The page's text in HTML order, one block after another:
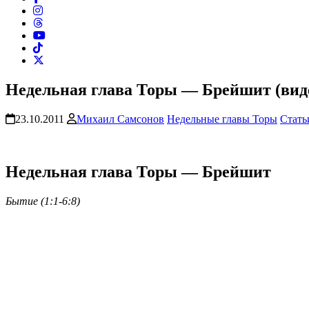
Недельная глава Торы — Брейшит
23.10.2011 Михаил Самсонов Недельные главы Торы
Недельная глава Торы — Брейшит
Бытие (1:1-6:8)